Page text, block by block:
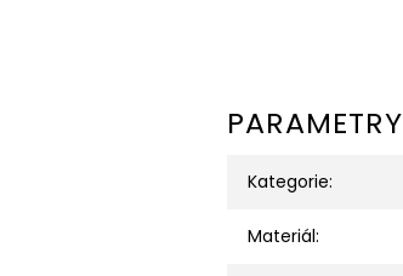
PARAMETRY
Kategorie:
Materiál: